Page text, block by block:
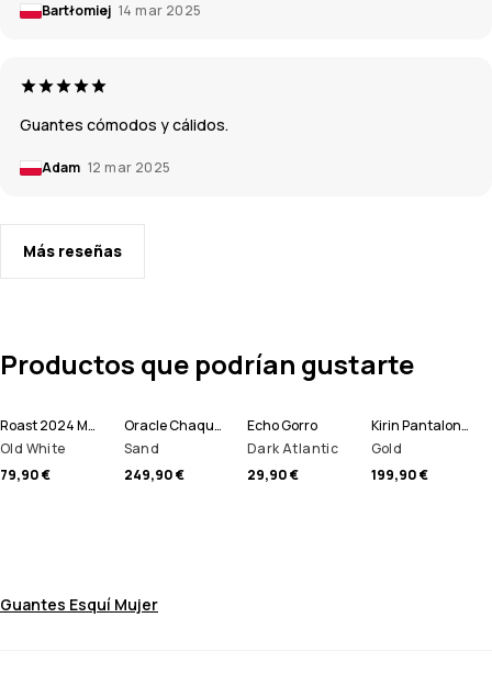
Bartłomiej 14 mar 2025
Guantes cómodos y cálidos.
Adam 12 mar 2025
Más reseñas
Productos que podrían gustarte
Roast 2024 Manoplas
Old White
79,90 €
Oracle Chaqueta Esquí Hombre
Sand
249,90 €
Echo Gorro
Dark Atlantic
29,90 €
Kirin Pantalones Esquí Hombre
Gold
199,90 €
Guantes Esquí Mujer